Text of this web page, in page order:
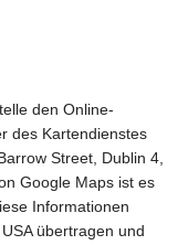
den Online-
des Kartendienstes
Street, Dublin 4,
Google Maps ist es
Informationen
übertragen und